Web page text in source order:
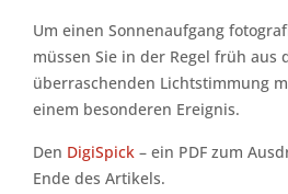
Um einen Sonnenaufgang
müssen Sie in der Regel früh aus
überraschenden Lichtstimmung
einem besonderen Ereignis.
Den DigiSpick – ein PDF zum
Ende des Artikels.